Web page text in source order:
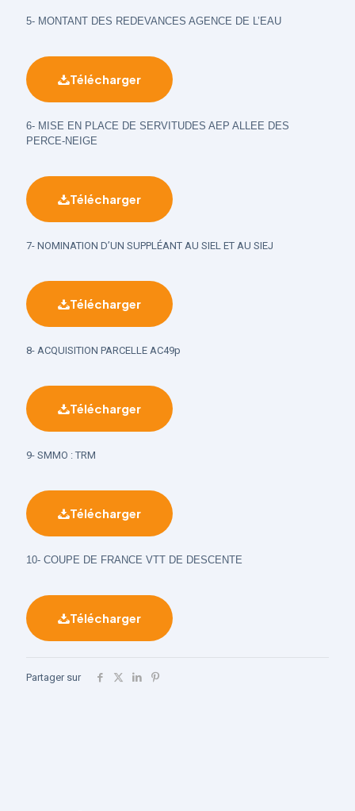
5- MONTANT DES REDEVANCES AGENCE DE L’EAU
Télécharger
6- MISE EN PLACE DE SERVITUDES AEP ALLEE DES
PERCE-NEIGE
Télécharger
7- NOMINATION D’UN SUPPLÉANT AU SIEL ET AU SIEJ
Télécharger
8- ACQUISITION PARCELLE AC49p
Télécharger
9- SMMO : TRM
Télécharger
10- COUPE DE FRANCE VTT DE DESCENTE
Télécharger
Partager sur